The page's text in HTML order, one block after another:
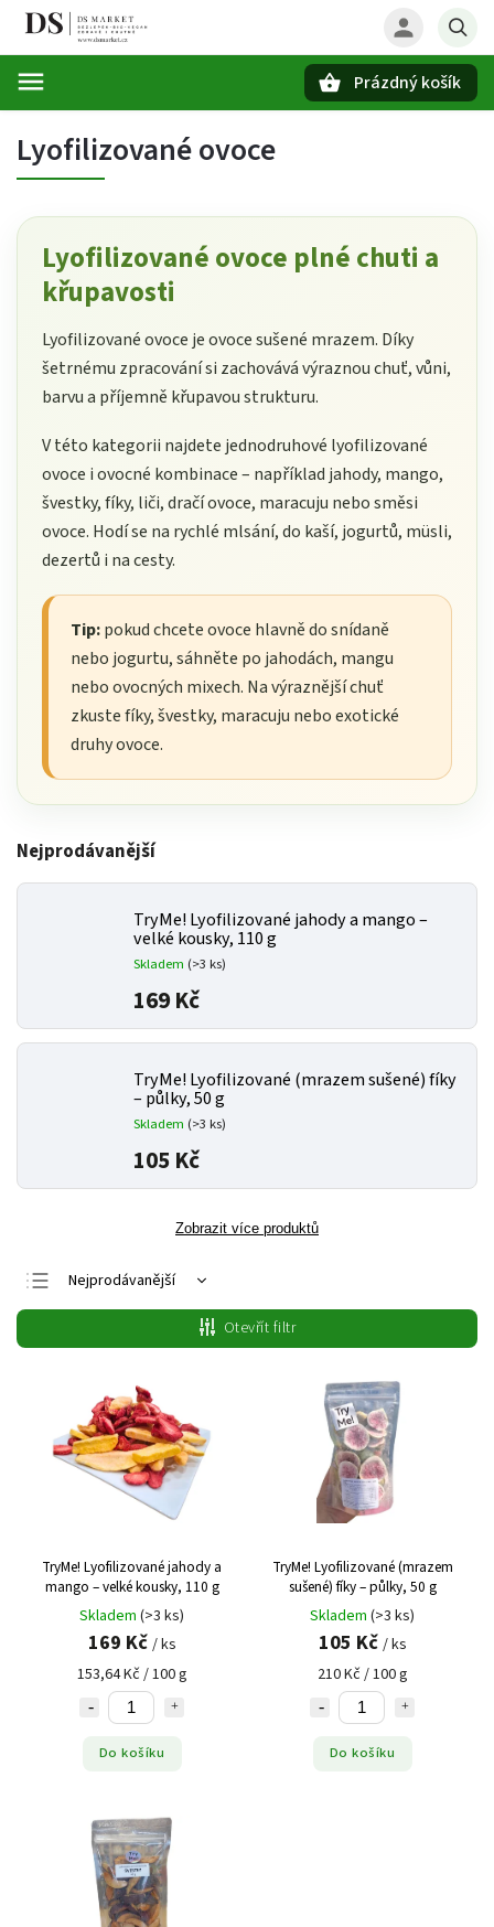
Prázdný košík
Lyofilizované ovoce
Lyofilizované ovoce plné chuti a
křupavosti
Lyofilizované ovoce je ovoce sušené mrazem. Díky
šetrnému zpracování si zachovává výraznou chuť, vůni,
barvu a příjemně křupavou strukturu.
V této kategorii najdete jednodruhové lyofilizované
ovoce i ovocné kombinace – například jahody, mango,
švestky, fíky, liči, dračí ovoce, maracuju nebo směsi
ovoce. Hodí se na rychlé mlsání, do kaší, jogurtů, müsli,
dezertů i na cesty.
Tip:pokud chcete ovoce hlavně do snídaně
nebo jogurtu, sáhněte po jahodách, mangu
nebo ovocných mixech. Na výraznější chuť
zkuste fíky, švestky, maracuju nebo exotické
druhy ovoce.
Nejprodávanější
TryMe! Lyofilizované jahody a mango –
velké kousky, 110 g
Skladem (>3 ks)
169 Kč
TryMe! Lyofilizované (mrazem sušené) fíky
– půlky, 50 g
Skladem (>3 ks)
105 Kč
Zobrazit více produktů
Nejprodávanější
Nejlevnější
Nejdražší
Abecedně
Otevřít filtr
TryMe! Lyofilizované jahody a
mango – velké kousky, 110 g
Skladem (>3 ks)
169 Kč / ks
153,64 Kč / 100 g
Do košíku
TryMe! Lyofilizované (mrazem
sušené) fíky – půlky, 50 g
Skladem (>3 ks)
105 Kč / ks
210 Kč / 100 g
Do košíku